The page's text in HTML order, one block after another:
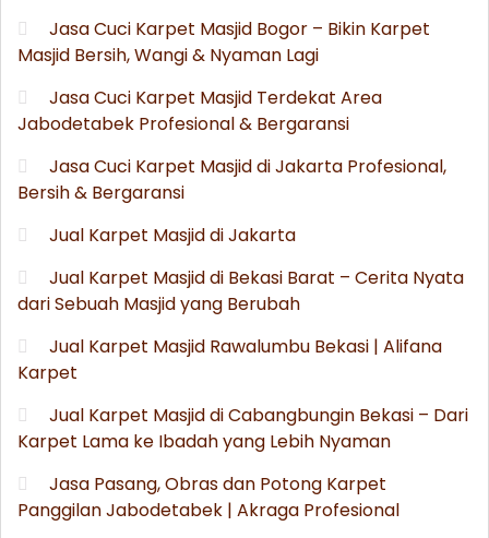
Jasa Cuci Karpet Masjid Bogor – Bikin Karpet
Masjid Bersih, Wangi & Nyaman Lagi
Jasa Cuci Karpet Masjid Terdekat Area
Jabodetabek Profesional & Bergaransi
Jasa Cuci Karpet Masjid di Jakarta Profesional,
Bersih & Bergaransi
Jual Karpet Masjid di Jakarta
Jual Karpet Masjid di Bekasi Barat – Cerita Nyata
dari Sebuah Masjid yang Berubah
Jual Karpet Masjid Rawalumbu Bekasi | Alifana
Karpet
Jual Karpet Masjid di Cabangbungin Bekasi – Dari
Karpet Lama ke Ibadah yang Lebih Nyaman
Jasa Pasang, Obras dan Potong Karpet
Panggilan Jabodetabek | Akraga Profesional